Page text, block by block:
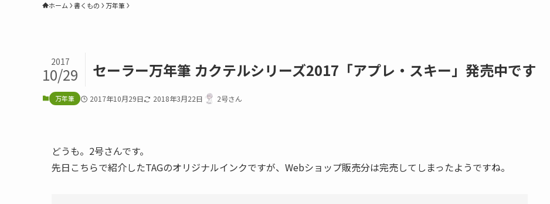
ホーム 書くもの 万年筆
セーラー万年筆 カクテルシリーズ2017「アプレ・スキー」発売中です
2017
10/29
万年筆 2017年10月29日 2018年3月22日 2号さん
どうも。2号さんです。
先日こちらで紹介したTAGのオリジナルインクですが、Webショップ販売分は完売してしまったようですね。